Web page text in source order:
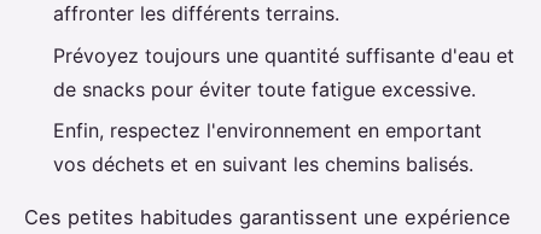
affronter les différents terrains.
Prévoyez toujours une quantité suffisante d'eau et
de snacks pour éviter toute fatigue excessive.
Enfin, respectez l'environnement en emportant
vos déchets et en suivant les chemins balisés.
Ces petites habitudes garantissent une expérience